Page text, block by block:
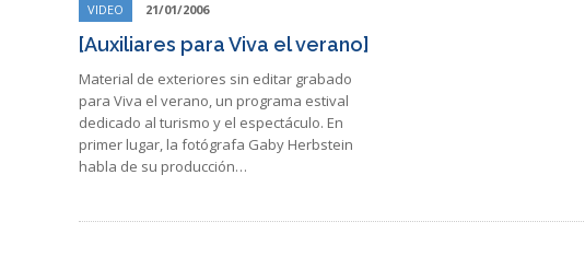
VIDEO 21/01/2006
[Auxiliares para Viva el verano]
Material de exteriores sin editar grabado
para Viva el verano, un programa estival
dedicado al turismo y el espectáculo. En
primer lugar, la fotógrafa Gaby Herbstein
habla de su producción…